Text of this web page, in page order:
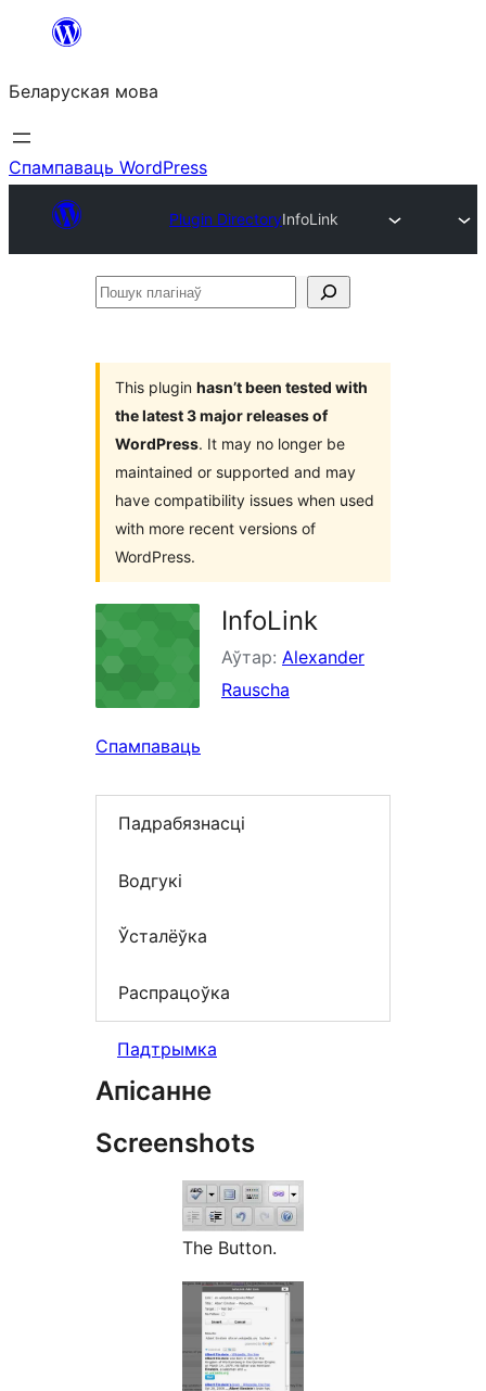
Перайсці
змесціва
Беларуская мова
Спампаваць WordPress
Plugin DirectoryInfoLink
Пошук
This plugin hasn’t been tested with
the latest 3 major releases of
WordPress. It may no longer be
maintained or supported and may
have compatibility issues when used
with more recent versions of
WordPress.
InfoLink
Аўтар: Alexander
Rauscha
Спампаваць
Падрабязнасці
Водгукі
Ўсталёўка
Распрацоўка
Падтрымка
Апісанне
Screenshots
The Button.